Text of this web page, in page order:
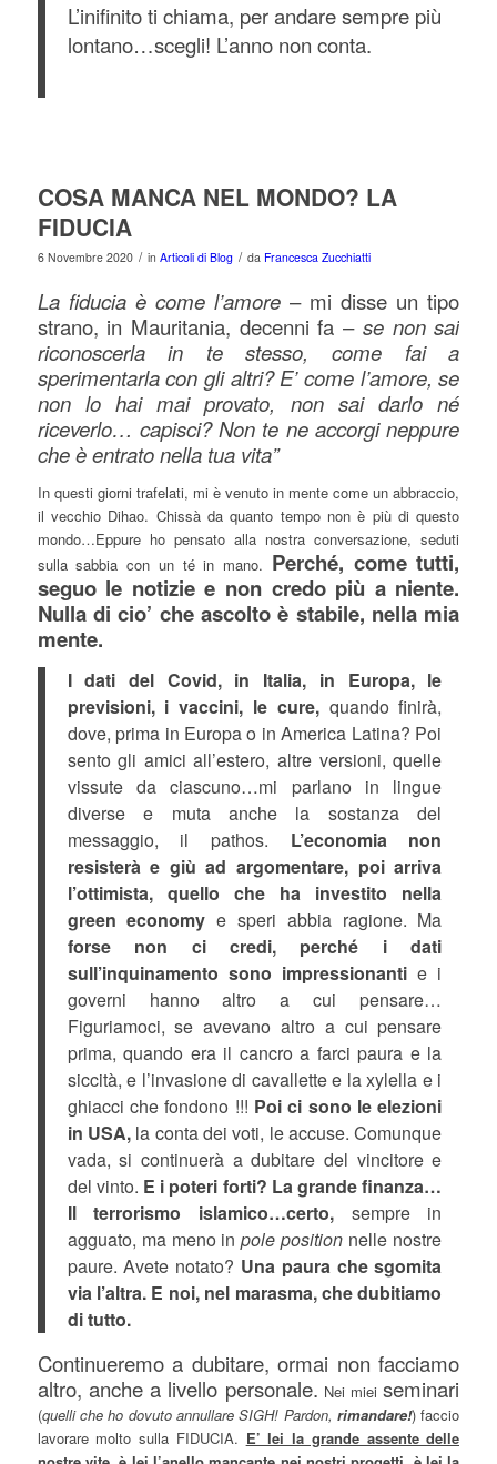
L’inifinito ti chiama, per andare sempre più
lontano…scegli! L’anno non conta.
COSA MANCA NEL MONDO? LA
FIDUCIA
6 Novembre 2020 / in Articoli di Blog / da Francesca Zucchiatti
La fiducia è come l’amore– mi disse un tipo
strano, in Mauritania, decenni fa –se non sai
riconoscerla in te stesso, come fai a
sperimentarla con gli altri? E’ come l’amore, se
non lo hai mai provato, non sai darlo né
riceverlo… capisci? Non te ne accorgi neppure
che è entrato nella tua vita”
In questi giorni trafelati, mi è venuto in mente come un abbraccio,
il vecchio Dihao. Chissà da quanto tempo non è più di questo
mondo…Eppure ho pensato alla nostra conversazione, seduti
sulla sabbia con un té in mano. Perché, come tutti,
seguo le notizie e non credo più a niente.
Nulla di cio’ che ascolto è stabile, nella mia
mente.
I dati del Covid, in Italia, in Europa, le
previsioni, i vaccini, le cure,quando finirà,
dove, prima in Europa o in America Latina? Poi
sento gli amici all’estero, altre versioni, quelle
vissute da ciascuno…mi parlano in lingue
diverse e muta anche la sostanza del
messaggio, il pathos. L’economia non
resisterà e giù ad argomentare, poi arriva
l’ottimista, quello che ha investito nella
green economy e speri abbia ragione. Ma
forse non ci credi, perché i dati
sull’inquinamento sono impressionantie i
governi hanno altro a cui pensare…
Figuriamoci, se avevano altro a cui pensare
prima, quando era il cancro a farci paura e la
siccità, e l’invasione di cavallette e la xylella e i
ghiacci che fondono !!! Poi ci sono le elezioni
in USA,la conta dei voti, le accuse. Comunque
vada, si continuerà a dubitare del vincitore e
del vinto. E i poteri forti? La grande finanza…
Il terrorismo islamico…certo,sempre in
agguato, ma meno inpole position nelle nostre
paure. Avete notato? Una paura che sgomita
via l’altra. E noi, nel marasma, che dubitiamo
di tutto.
Continueremo a dubitare, ormai non facciamo
altro, anche a livello personale. Nei mieiseminari
(quelli che ho dovuto annullare SIGH! Pardon,rimandare!) faccio
lavorare molto sulla FIDUCIA. E’ lei la grande assente delle